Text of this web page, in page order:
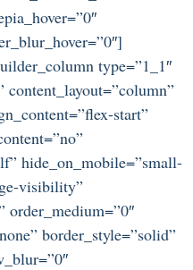
type=”1_1″
content_layout=”column”
start”
hide_on_mobile=”small-
visibility”
order_medium=”0″
border_style=”solid”